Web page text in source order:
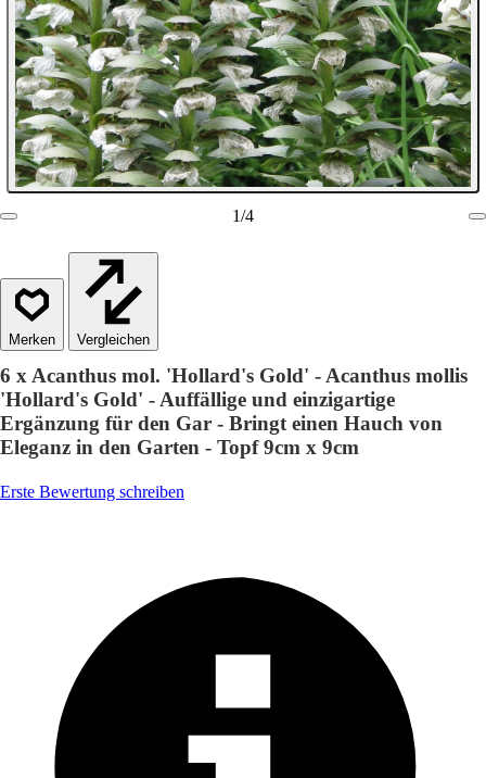
1/4
Vergleichen
6 x Acanthus mol. 'Hollard's Gold' - Acanthus mollis
'Hollard's Gold' - Auffällige und einzigartige
Ergänzung für den Gar - Bringt einen Hauch von
Eleganz in den Garten - Topf 9cm x 9cm
Erste Bewertung schreiben